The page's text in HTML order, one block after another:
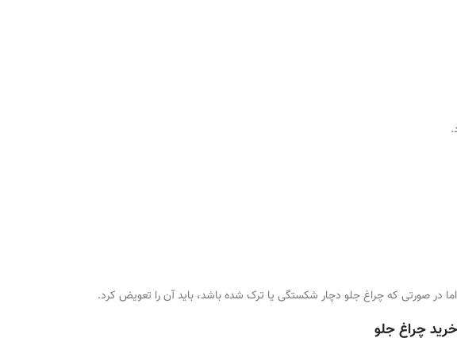
در صورتی که چراغ جلو دچار شکستگی یا ترک شده باشد، باید آن را تعویض کرد.